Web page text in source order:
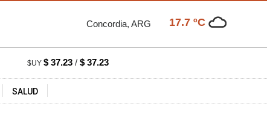
Concordia, ARG 17.7 ºC
$UY $ 37.23 / $ 37.23
SALUD